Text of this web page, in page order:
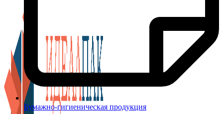
Бумажно-гигиеническая продукция